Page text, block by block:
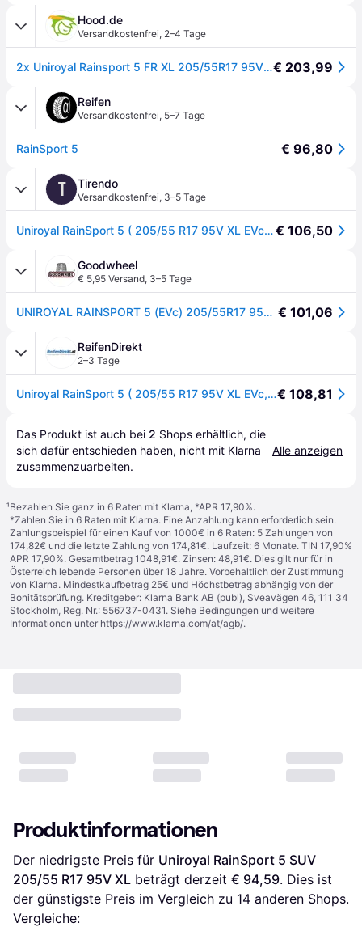
Hood.de
Versandkostenfrei, 2–4 Tage
2x Uniroyal Rainsport 5 FR XL 205/55R17 95V Reifen Sommer PKW€ 203,99
Reifen
Versandkostenfrei, 5–7 Tage
RainSport 5 € 96,80
T Tirendo
Versandkostenfrei, 3–5 Tage
Uniroyal RainSport 5 ( 205/55 R17 95V XL EVc, mit Felgenrippe ) - schwarz€ 106,50
Goodwheel
€ 5,95 Versand, 3–5 Tage
UNIROYAL RAINSPORT 5 (EVc) 205/55R17 95V (EVc) XL FR € 101,06
ReifenDirekt
2–3 Tage
Uniroyal RainSport 5 ( 205/55 R17 95V XL EVc, mit Felgenrippe )€ 108,81
Das Produkt ist auch bei 2 Shops erhältlich, die
sich dafür entschieden haben, nicht mit Klarna
zusammenzuarbeiten.
Alle anzeigen
¹Bezahlen Sie ganz in 6 Raten mit Klarna, *APR 17,90%.
*Zahlen Sie in 6 Raten mit Klarna. Eine Anzahlung kann erforderlich sein.
Zahlungsbeispiel für einen Kauf von 1000€ in 6 Raten: 5 Zahlungen von
174,82€ und die letzte Zahlung von 174,81€. Laufzeit: 6 Monate. TIN 17,90%
APR 17,90%. Gesamtbetrag 1048,91€. Zinsen: 48,91€. Dies gilt nur für in
Österreich lebende Personen über 18 Jahre. Vorbehaltlich der Zustimmung
von Klarna. Mindestkaufbetrag 25€ und Höchstbetrag abhängig von der
Bonitätsprüfung. Kreditgeber: Klarna Bank AB (publ), Sveavägen 46, 111 34
Stockholm, Reg. Nr.: 556737-0431. Siehe Bedingungen und weitere
Informationen unter https://www.klarna.com/at/agb/.
Produktinformationen
Der niedrigste Preis für Uniroyal RainSport 5 SUV
205/55 R17 95V XL beträgt derzeit € 94,59. Dies ist
der günstigste Preis im Vergleich zu 14 anderen Shops.
Vergleiche: